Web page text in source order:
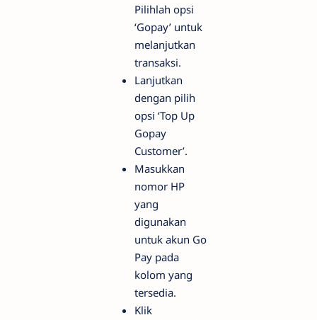
Pilihlah opsi
‘Gopay’ untuk
melanjutkan
transaksi.
Lanjutkan
dengan pilih
opsi ‘Top Up
Gopay
Customer’.
Masukkan
nomor HP
yang
digunakan
untuk akun Go
Pay pada
kolom yang
tersedia.
Klik